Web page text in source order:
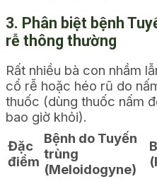
3. Phân biệt bệnh
rễ thông thường
Rất nhiều bà con nhầm
cổ rễ hoặc héo rũ do
thuốc (dùng thuốc nấm
bao giờ khỏi).
Đặc
điểm
Bệnh do Tuyến
trùng
(Meloidogyne)